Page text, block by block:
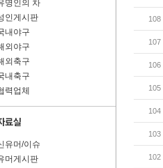
명인의 차
인게시판
내야구
외야구
외축구
내축구
력업체
유머/이슈
머게시판
108
107
106
105
104
103
102